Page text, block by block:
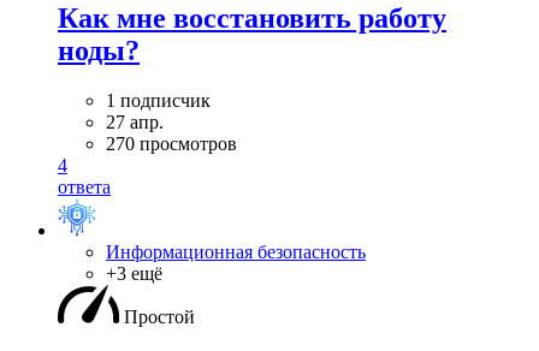
Как мне восстановить работу
ноды?
1 подписчик
27 апр.
270 просмотров
4
ответа
Информационная безопасность
+3 ещё
Простой